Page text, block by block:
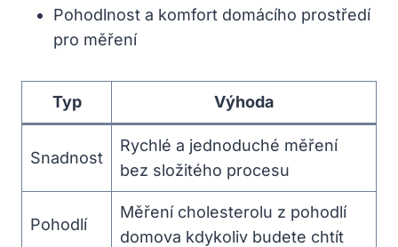
Pohodlnost a komfort domácího prostředí
pro měření
Typ Výhoda
Snadnost
Rychlé a jednoduché měření
bez složitého procesu
Pohodlí
Měření cholesterolu z pohodlí
domova kdykoliv budete chtít